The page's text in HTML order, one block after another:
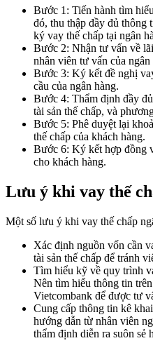
Bước 1: Tiến hành tìm
đó, thu thập đầy đủ thông
ký vay thế chấp tại ngân
Bước 2: Nhận tư vấn về
nhân viên tư vấn của ngân
Bước 3: Ký kết đề nghị
cầu của ngân hàng.
Bước 4: Thẩm định đầy
tài sản thế chấp, và
Bước 5: Phê duyệt lại
thế chấp của khách hàng.
Bước 6: Ký kết hợp đồng
cho khách hàng.
Lưu ý khi vay thế
Một số lưu ý khi vay thế chấp
Xác định nguồn vốn cần
tài sản thế chấp để tránh
Tìm hiểu kỹ về quy trình
Nên tìm hiểu thông tin
Vietcombank để được tư
Cung cấp thông tin kê
hướng dẫn từ nhân viên
thẩm định diễn ra suôn sẻ